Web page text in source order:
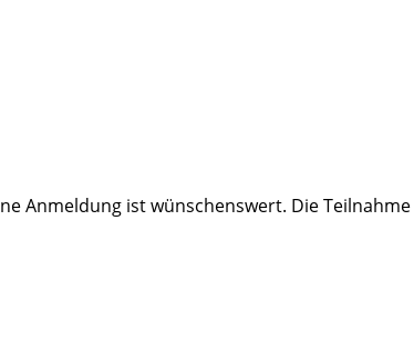
Anmeldung ist wünschenswert. Die Teilnahme